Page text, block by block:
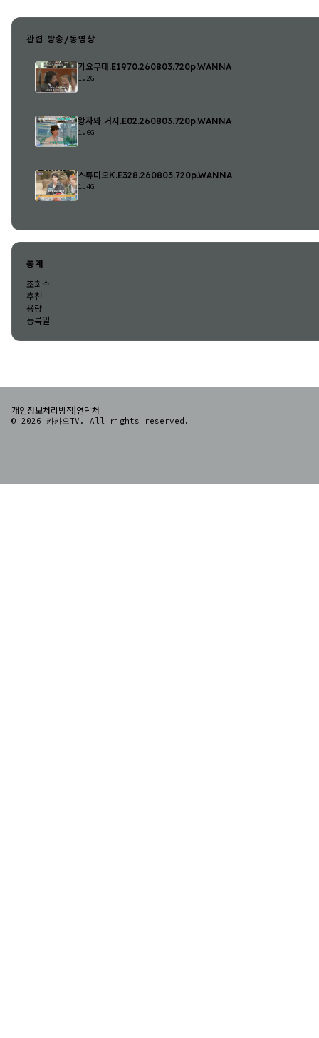
관련 방송/동영상
가요무대.E1970.260803.720p.WANNA
1.2G
왕자와 거지.E02.260803.720p.WANNA
1.6G
스튜디오K.E328.260803.720p.WANNA
1.4G
통계
조회수
추천
용량
등록일
개인정보처리방침 연락처
© 2026 카카오TV. All rights reserved.